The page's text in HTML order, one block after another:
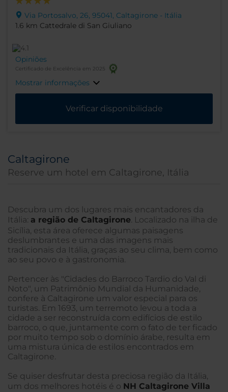
Via Portosalvo, 26, 95041, Caltagirone - Itália
1.6 km Cattedrale di San Giuliano
Opiniões
Certificado de Excelência em 2025
Mostrar informações
Verificar disponibilidade
Caltagirone
Reserve um hotel em Caltagirone, Itália
Descubra um dos lugares mais encantadores da
Itália: a região de Caltagirone. Localizado na ilha de
Sicília, esta área oferece algumas paisagens
deslumbrantes e uma das imagens mais
tradicionais da Itália, graças ao seu clima, bem como
ao seu povo e à gastronomia.
Pertencer às "Cidades do Barroco Tardio do Val di
Noto", um Patrimônio Mundial da Humanidade,
confere à Caltagirone um valor especial para os
turistas. Em 1693, um terremoto levou a toda a
cidade a ser reconstruída com edifícios de estilo
barroco, o que, juntamente com o fato de ter ficado
por muito tempo sob o domínio árabe, resulta em
uma mistura única de estilos encontrados em
Caltagirone.
Se quiser desfrutar desta preciosa região da Itália,
um dos melhores hotéis é o NH Caltagirone Villa